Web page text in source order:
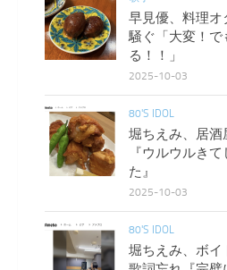
早見優、料理オ
騒ぐ「大変！
る！！」
2025-10-03
80'S IDOL
堀ちえみ、居酒
『ウルウルき
た』
2025-10-03
80'S IDOL
堀ちえみ、ボイ